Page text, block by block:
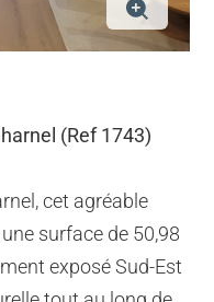
(Ref 1743)
cet agréable
surface de 50,98
exposé Sud-Est